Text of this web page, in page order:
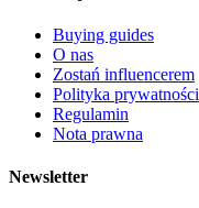
Buying guides
O nas
Zostań influencerem
Polityka prywatności
Regulamin
Nota prawna
Newsletter